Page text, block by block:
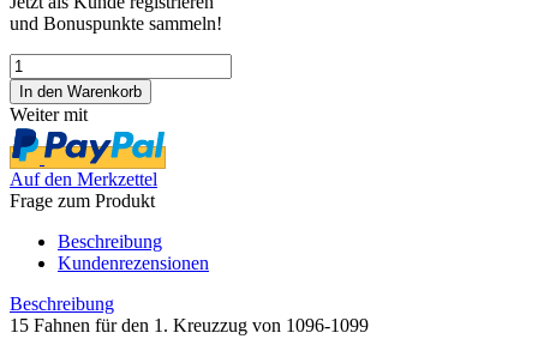
und Bonuspunkte sammeln!
Weiter mit
Auf den Merkzettel
Frage zum Produkt
Beschreibung
Kundenrezensionen
Beschreibung
15 Fahnen für den 1. Kreuzzug von 1096-1099